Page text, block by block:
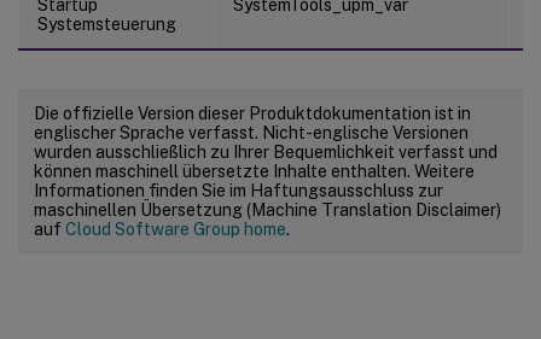
Startup
Systemsteuerung
SystemTools_upm_var
Die offizielle Version dieser Produktdokumentation ist in
englischer Sprache verfasst. Nicht-englische Versionen
wurden ausschließlich zu Ihrer Bequemlichkeit verfasst und
können maschinell übersetzte Inhalte enthalten. Weitere
Informationen finden Sie im Haftungsausschluss zur
maschinellen Übersetzung (Machine Translation Disclaimer)
auf Cloud Software Group home.